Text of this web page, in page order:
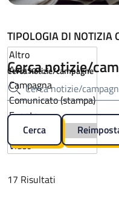
TIPOLOGIA DI NOTIZIA
Cerca notizie/
Cerca notizie/campagne
17 Risultati